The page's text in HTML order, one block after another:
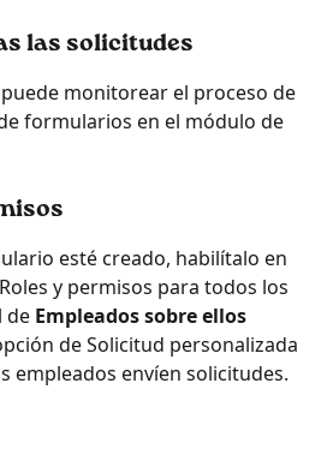
las solicitudes
puede monitorear el proceso de
formularios en el módulo de
esté creado, habilítalo en
y permisos para todos los
de Empleados sobre ellos
de Solicitud personalizada
empleados envíen solicitudes.